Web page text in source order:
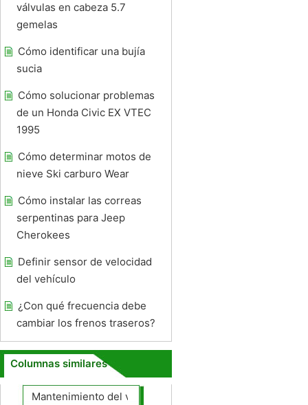
válvulas en cabeza 5.7
gemelas
Cómo identificar una bujía
sucia
Cómo solucionar problemas
de un Honda Civic EX VTEC
1995
Cómo determinar motos de
nieve Ski carburo Wear
Cómo instalar las correas
serpentinas para Jeep
Cherokees
Definir sensor de velocidad
del vehículo
¿Con qué frecuencia debe
cambiar los frenos traseros?
Columnas similares
Mantenimiento del vehículo